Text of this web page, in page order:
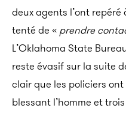
deux agents l’ont
tenté de « prendre
L’Oklahoma State
reste évasif sur la suite
clair que les policiers
blessant l’homme et